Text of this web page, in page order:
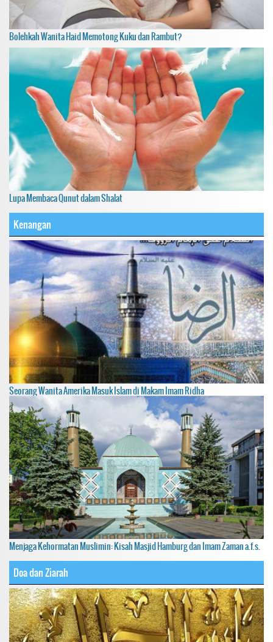
Bolehkah Wanita Haid Memotong Kuku dan Rambut?
Lupa Membaca Qunut dalam Shalat
Kenangan
Seorang Wanita Amerika Masuk Islam di Makam Imam Ridha
Menjaga Kehormatan Muslimin: Kisah Masjid Hamburg dan Imam Zaman a.f.s.
Doa dan Ziarah